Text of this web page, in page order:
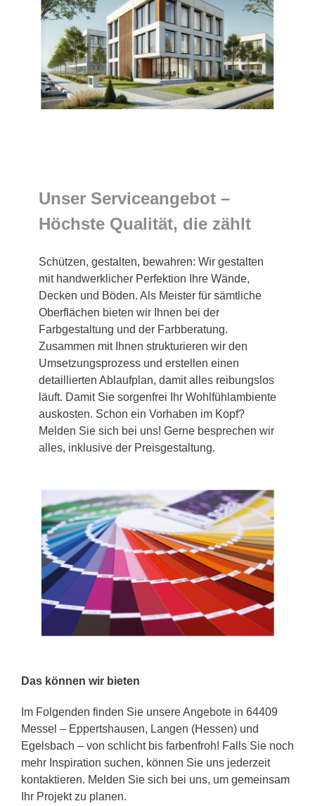
Unser Serviceangebot –
Höchste Qualität, die zählt
Schützen, gestalten, bewahren: Wir gestalten
mit handwerklicher Perfektion Ihre Wände,
Decken und Böden. Als Meister für sämtliche
Oberflächen bieten wir Ihnen bei der
Farbgestaltung und der Farbberatung.
Zusammen mit Ihnen strukturieren wir den
Umsetzungsprozess und erstellen einen
detaillierten Ablaufplan, damit alles reibungslos
läuft. Damit Sie sorgenfrei Ihr Wohlfühlambiente
auskosten. Schon ein Vorhaben im Kopf?
Melden Sie sich bei uns! Gerne besprechen wir
alles, inklusive der Preisgestaltung.
Das können wir bieten
Im Folgenden finden Sie unsere Angebote in 64409
Messel – Eppertshausen, Langen (Hessen) und
Egelsbach – von schlicht bis farbenfroh! Falls Sie noch
mehr Inspiration suchen, können Sie uns jederzeit
kontaktieren. Melden Sie sich bei uns, um gemeinsam
Ihr Projekt zu planen.